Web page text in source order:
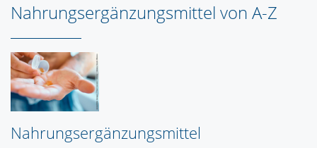
Nahrungsergänzungsmittel von A-Z
Nahrungsergänzungsmittel